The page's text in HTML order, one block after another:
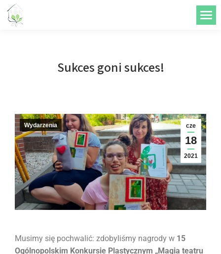
treści
Sukces goni sukces!
cze
18
2021
Wydarzenia
Musimy się pochwalić: zdobyliśmy nagrody w 15
Ogólnopolskim Konkursie Plastycznym „Magia teatru